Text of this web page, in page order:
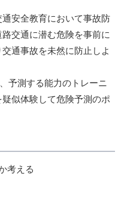
通安全教育において事故防
交通に潜む危険を事前に
通事故を未然に防止しよ
予測する能力のトレーニ
似体験して危険予測のポ
考える